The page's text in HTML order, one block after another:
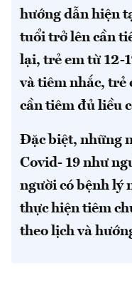
hướng dẫn hiện
tuổi trở lên cần
lại, trẻ em từ 12-
và tiêm nhắc, trẻ
cần tiêm đủ liều
Đặc biệt, những
Covid- 19 như
người có bệnh lý
thực hiện tiêm
theo lịch và